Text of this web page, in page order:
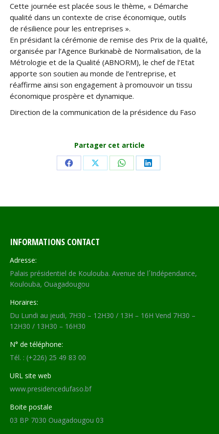
Cette journée est placée sous le thème, « Démarche
qualité dans un contexte de crise économique, outils
de résilience pour les entreprises ».
En présidant la cérémonie de remise des Prix de la qualité,
organisée par l’Agence Burkinabè de Normalisation, de la
Métrologie et de la Qualité (ABNORM), le chef de l’Etat
apporte son soutien au monde de l’entreprise, et
réaffirme ainsi son engagement à promouvoir un tissu
économique prospère et dynamique.
Direction de la communication de la présidence du Faso
Partager cet article
Share Share Share Share
INFORMATIONS CONTACT
Adresse:
Palais présidentiel de Koulouba. Avenue de l´Indépendance,
Koulouba, Ouagadougou
Horaires:
Du Lundi au jeudi, 7H30 – 12H30 / 13H – 16H Vend 7H30 –
12H30 / 13H30 – 16H30
N° de téléphone:
Tél. : (+226) 25 49 83 00
URL site web
www.presidencedufaso.bf
Boite postale
03 BP 7030 Ouagadougou 03